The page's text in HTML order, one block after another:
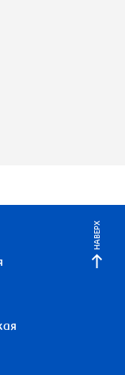
НАВЕРХ